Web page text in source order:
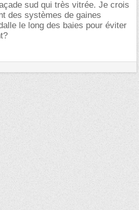
sud qui très vitrée. Je crois
des systèmes de gaines
le long des baies pour éviter